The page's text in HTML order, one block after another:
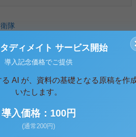
隊
法違反となります。
ディメイト サービス開始
導入記念価格でご提供
AI が、資料の基礎となる原稿を作
いたします。
導入価格：100円
(通常200円)